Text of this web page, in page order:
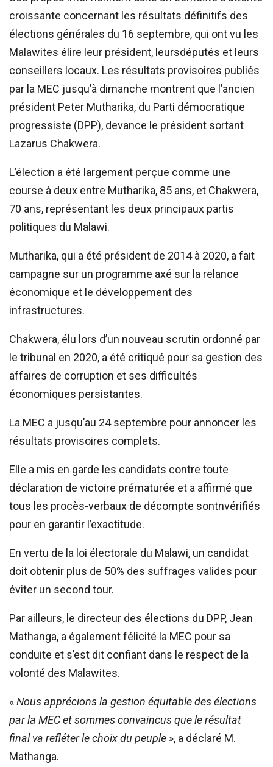
croissante concernant les résultats définitifs des
élections générales du 16 septembre, qui ont vu les
Malawites élire leur président, leursdéputés et leurs
conseillers locaux. Les résultats provisoires publiés
par la MEC jusqu’à dimanche montrent que l’ancien
président Peter Mutharika, du Parti démocratique
progressiste (DPP), devance le président sortant
Lazarus Chakwera.
L’élection a été largement perçue comme une
course à deux entre Mutharika, 85 ans, et Chakwera,
70 ans, représentant les deux principaux partis
politiques du Malawi.
Mutharika, qui a été président de 2014 à 2020, a fait
campagne sur un programme axé sur la relance
économique et le développement des
infrastructures.
Chakwera, élu lors d’un nouveau scrutin ordonné par
le tribunal en 2020, a été critiqué pour sa gestion des
affaires de corruption et ses difficultés
économiques persistantes.
La MEC a jusqu’au 24 septembre pour annoncer les
résultats provisoires complets.
Elle a mis en garde les candidats contre toute
déclaration de victoire prématurée et a affirmé que
tous les procès-verbaux de décompte sontnvérifiés
pour en garantir l’exactitude.
En vertu de la loi électorale du Malawi, un candidat
doit obtenir plus de 50% des suffrages valides pour
éviter un second tour.
Par ailleurs, le directeur des élections du DPP, Jean
Mathanga, a également félicité la MEC pour sa
conduite et s’est dit confiant dans le respect de la
volonté des Malawites.
«Nous apprécions la gestion équitable des élections
par la MEC et sommes convaincus que le résultat
final va refléter le choix du peuple », a déclaré M.
Mathanga.